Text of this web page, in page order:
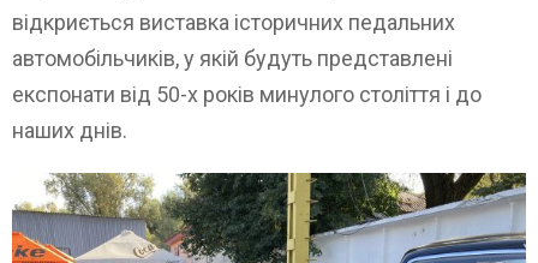
відкриється виставка історичних педальних
автомобільчиків, у якій будуть представлені
експонати від 50-х років минулого століття і до
наших днів.